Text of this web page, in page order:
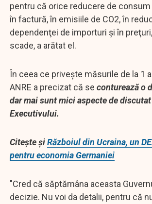
pentru că orice reducere de
în factură, în emisiile de CO2, în
dependenţei de importuri şi în
scade, a arătat el.
În ceea ce priveşte măsurile de la 1
ANRE a precizat că se conturează o
dar mai sunt mici aspecte de
Executivului.
Citește șiRăzboiul din Ucraina, un
pentru economia Germaniei
"Cred că săptămâna aceasta
decizie. Nu voi da detalii, pentru că